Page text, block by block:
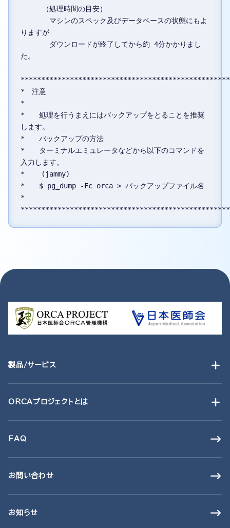
（処理時間の目安）
マシンのスペック及びデータベースの状態にもよ
りますが
ダウンロードが終了してから約 4分かかりまし
た。
*　注意
*
*　　処理を行うまえにはバックアップをとることを推奨
します。
*　　バックアップの方法
*　　ターミナルエミュレータなどから以下のコマンドを
入力します。
*    (jammy)
*　　$ pg_dump -Fc orca > バックアップファイル名
*
製品/サービス
ORCAプロジェクトとは
FAQ
お問い合わせ
お知らせ